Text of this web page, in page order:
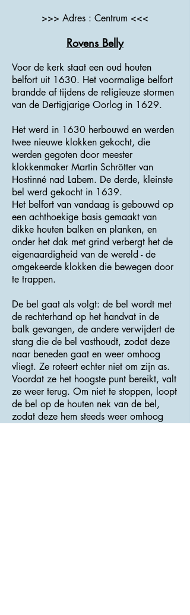
>>> Adres : Centrum <<<
Rovens Belly
Voor de kerk staat een oud houten
belfort uit 1630. Het voormalige belfort
brandde af tijdens de religieuze stormen
van de Dertigjarige Oorlog in 1629.
Het werd in 1630 herbouwd en werden
twee nieuwe klokken gekocht, die
werden gegoten door meester
klokkenmaker Martin Schrötter van
Hostinné nad Labem. De derde, kleinste
bel werd gekocht in 1639.
Het belfort van vandaag is gebouwd op
een achthoekige basis gemaakt van
dikke houten balken en planken, en
onder het dak met grind verbergt het de
eigenaardigheid van de wereld - de
omgekeerde klokken die bewegen door
te trappen.
De bel gaat als volgt: de bel wordt met
de rechterhand op het handvat in de
balk gevangen, de andere verwijdert de
stang die de bel vasthoudt, zodat deze
naar beneden gaat en weer omhoog
vliegt. Ze roteert echter niet om zijn as.
Voordat ze het hoogste punt bereikt, valt
ze weer terug. Om niet te stoppen, loopt
de bel op de houten nek van de bel,
zodat deze hem steeds weer omhoog